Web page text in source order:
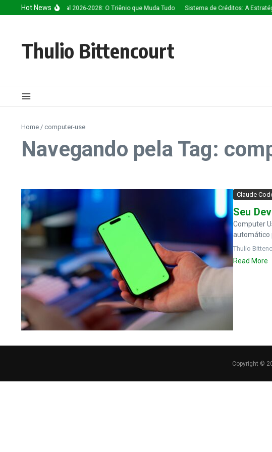
Ir para o conteúdo
Hot News
Inteligência Artificial 2026-2028: O Triênio que Muda Tudo Sistema de Créditos: A
Thulio Bittencourt
Home / computer-use
Navegando pela Tag:
Claude
Seu
Computer
automático
Thulio
Read More
Copyright ©